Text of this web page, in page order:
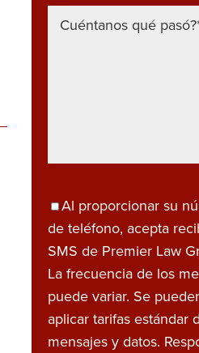
Al proporcionar su
de teléfono, acepta
SMS de Premier Law
La frecuencia de los
puede variar. Se
aplicar tarifas estándar
mensajes y datos.